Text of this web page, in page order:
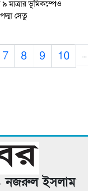
৯ মাত্রার ভূমিকম্পেও
সেতু
7 8 9 10 ...
নজরুল ইসলাম